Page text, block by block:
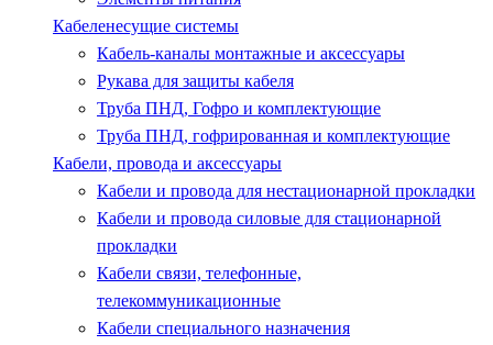
Кабеленесущие системы
Кабель-каналы монтажные и аксессуары
Рукава для защиты кабеля
Труба ПНД, Гофро и комплектующие
Труба ПНД, гофрированная и комплектующие
Кабели, провода и аксессуары
Кабели и провода для нестационарной прокладки
Кабели и провода силовые для стационарной
прокладки
Кабели связи, телефонные,
телекоммуникационные
Кабели специального назначения